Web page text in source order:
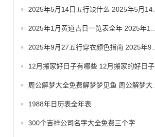
12月搬家好日子有哪些 12月搬家的好日子
1988年日历表全年表
300个吉祥公司名字大全免费三个字